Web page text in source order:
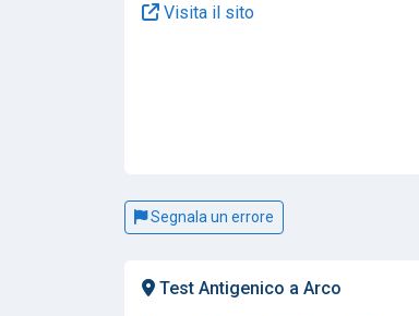
Visita il sito
Segnala un errore
Test Antigenico a Arco